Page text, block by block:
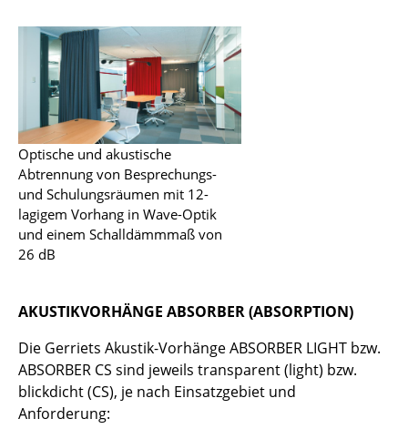
AGB
Datenschutz
Unternehmen
Über uns
smow vor Ort
Katalog
Arbeiten bei smow
Newsletter
Journal
Presse
Optische und akustische
Abtrennung von Besprechungs-
und Schulungsräumen mit 12-
lagigem Vorhang in Wave-Optik
und einem Schalldämmmaß von
26 dB
AKUSTIKVORHÄNGE ABSORBER (ABSORPTION)
Die Gerriets Akustik-Vorhänge ABSORBER LIGHT bzw.
ABSORBER CS sind jeweils transparent (light) bzw.
blickdicht (CS), je nach Einsatzgebiet und
Anforderung: